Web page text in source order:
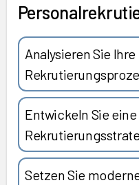
Analysieren Sie
Entwickeln Sie
Setzen Sie